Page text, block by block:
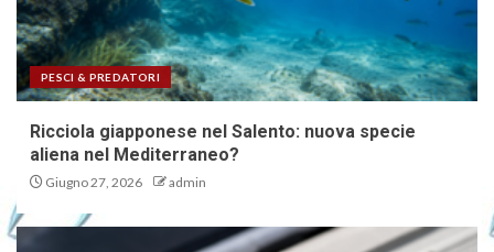
PESCI & PREDATORI
Ricciola giapponese nel Salento: nuova specie
aliena nel Mediterraneo?
Giugno 27, 2026 admin